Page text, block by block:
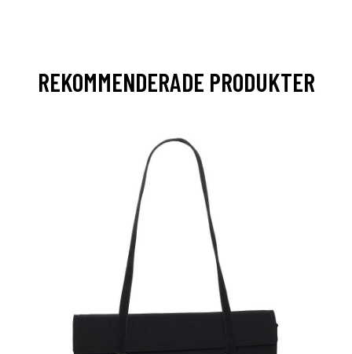
REKOMMENDERADE PRODUKTER